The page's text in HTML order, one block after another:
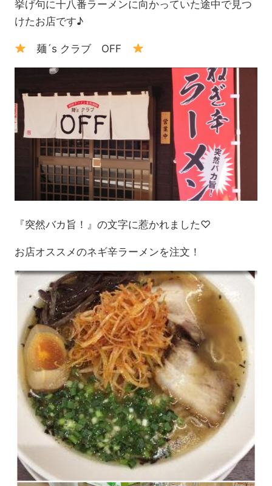
挙げ句に十八番ラーメンに向かっていた途中で見つ
けたお店です♪
麺´s クラブ OFF
『突然バカ旨！』の文字に惹かれました♡
お店オススメのネギ辛ラーメンを注文！